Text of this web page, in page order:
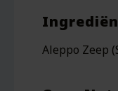
Aleppo Zeep